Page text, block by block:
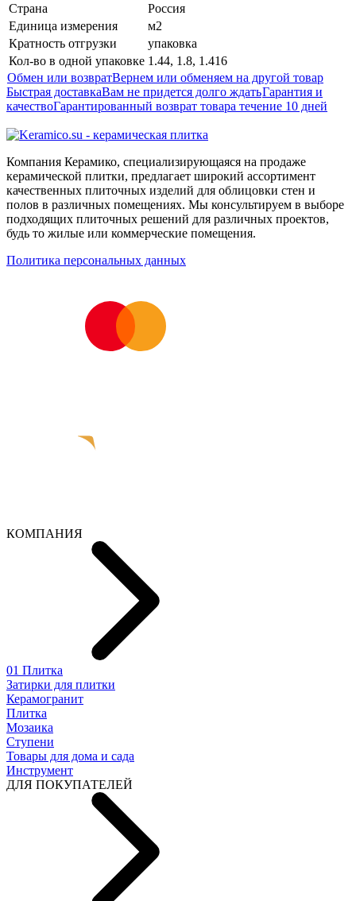
Страна
Россия
Единица измерения
м2
Кратность отгрузки
упаковка
Кол-во в одной упаковке 1.44, 1.8, 1.416
Обмен или возвратВернем или обменяем на другой товар
Быстрая доставкаВам не придется долго ждатьГарантия и
качествоГарантированный возврат товара течение 10 дней
Компания Керамико, специализирующаяся на продаже
керамической плитки, предлагает широкий ассортимент
качественных плиточных изделий для облицовки стен и
полов в различных помещениях. Мы консультируем в выборе
подходящих плиточных решений для различных проектов,
будь то жилые или коммерческие помещения.
Политика персональных данных
КОМПАНИЯ
01 Плитка
Затирки для плитки
Керамогранит
Плитка
Мозаика
Ступени
Товары для дома и сада
Инструмент
ДЛЯ ПОКУПАТЕЛЕЙ